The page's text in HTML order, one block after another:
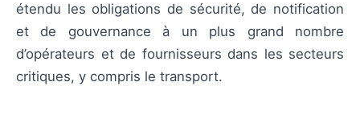
étendu les obligations de sécurité, de notification
et de gouvernance à un plus grand nombre
d’opérateurs et de fournisseurs dans les secteurs
critiques, y compris le transport.